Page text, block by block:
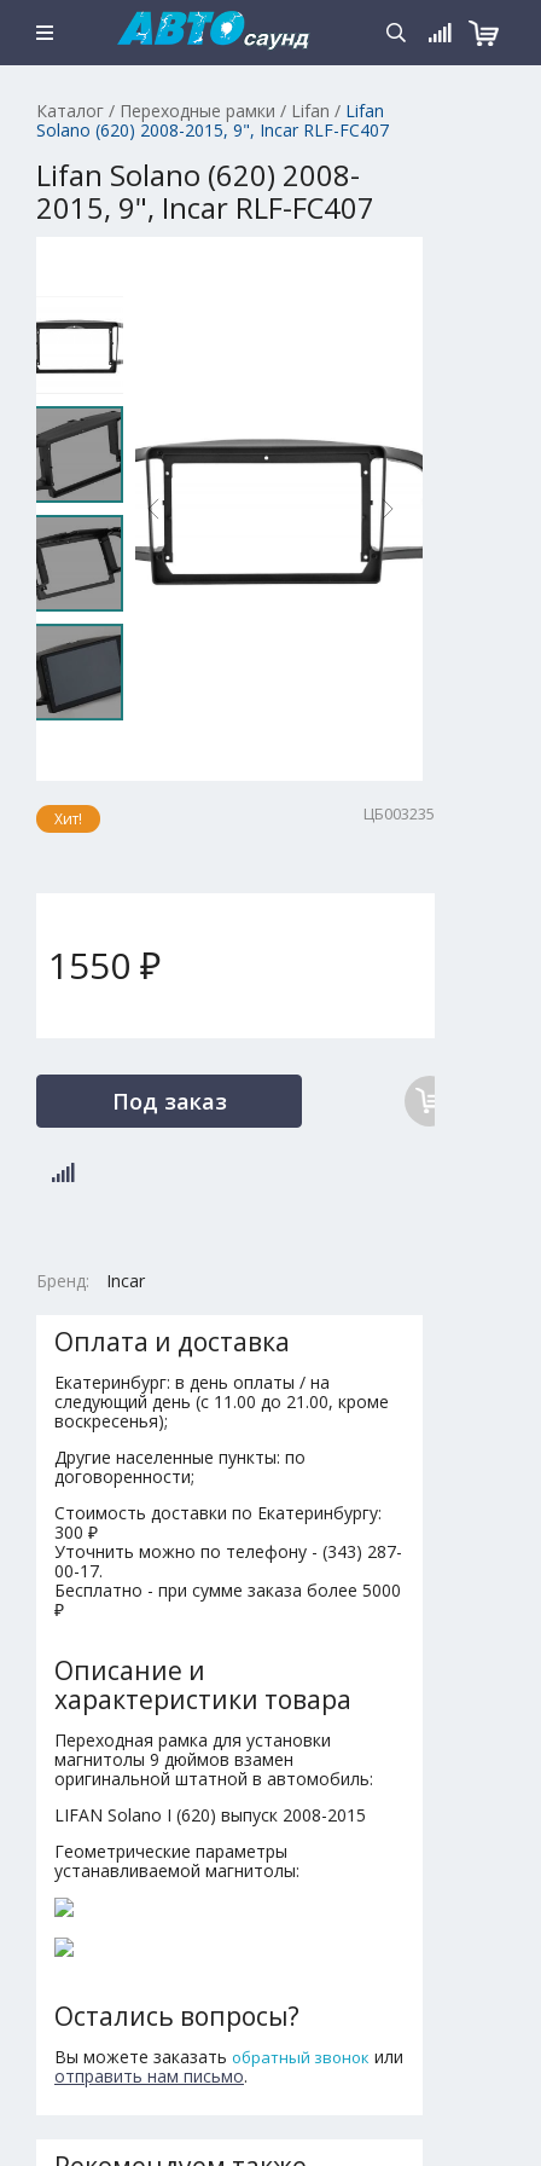
Каталог / Переходные рамки / Lifan / Lifan
Solano (620) 2008-2015, 9", Incar RLF-FC407
Lifan Solano (620) 2008-
2015, 9", Incar RLF-FC407
Хит! ЦБ003235
1550 ₽
Под заказ
Бренд: Incar
Оплата и доставка
Екатеринбург: в день оплаты / на
следующий день (с 11.00 до 21.00, кроме
воскресенья);
Другие населенные пункты: по
договоренности;
Стоимость доставки по Екатеринбургу:
300 ₽
Уточнить можно по телефону - (343) 287-
00-17.
Бесплатно - при сумме заказа более 5000
₽
Описание и
характеристики товара
Переходная рамка для установки
магнитолы 9 дюймов взамен
оригинальной штатной в автомобиль:
LIFAN Solano I (620) выпуск 2008-2015
Геометрические параметры
устанавливаемой магнитолы:
Остались вопросы?
Вы можете заказать обратный звонок или
отправить нам письмо.